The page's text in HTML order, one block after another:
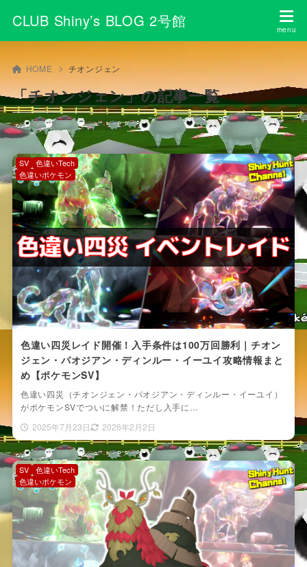
CLUB Shiny’s BLOG 2号館
HOME チオンジェン
「チオンジェン」の記事一覧
色違い四災レイド開催！入手条件は100万回勝利｜チオン
ジェン・パオジアン・ディンルー・イーユイ攻略情報まと
め【ポケモンSV】
色違い四災（チオンジェン・パオジアン・ディンルー・イーユイ）
がポケモンSVでついに解禁！ただし入手に…
2025年7月23日
2026年2月2日
SV
色違いTech
色違いポケモン
SV
色違いTech
色違いポケモン